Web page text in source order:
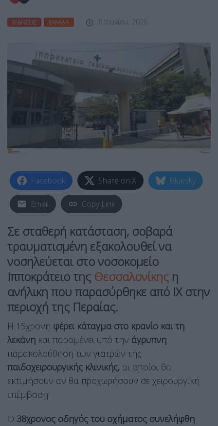
ΕΙΔΉΣΕΙΣ ΕΛΛΆΔΑ 8 Ιουνίου, 2026
Facebook Share on X Bluesky
Email Copy Link
Σε σταθερή κατάσταση, σοβαρά
τραυματισμένη εξακολουθεί να
νοσηλεύεται στο νοσοκομείο
Ιπποκράτειο της Θεσσαλονίκης η
ανήλικη που παρασύρθηκε από ΙΧ στην
περιοχή της Περαίας.
Η 15χρονη φέρει κάταγμα στο κρανίο και τη
λεκάνη και παραμένει υπό την άγρυπνη
παρακολούθηση των γιατρών της
παιδοχειρουργικής κλινικής, οι οποίοι θα
εκτιμήσουν αν θα προχωρήσουν σε χειρουργική
επέμβαση.
Ο 38χρονος οδηγός του οχήματος συνελήφθη